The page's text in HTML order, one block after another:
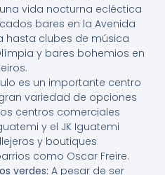
vida nocturna ecléctica
bares en la Avenida
hasta clubes de música
y bares bohemios en
es un importante centro
variedad de opciones
centros comerciales
y el JK Iguatemi
y boutiques
como Oscar Freire.
verdes: A pesar de ser